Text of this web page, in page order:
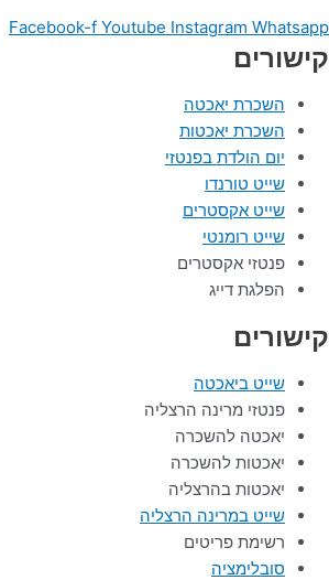
Facebook-f Youtube Instagram Whatsapp
קישורים
השכרת יאכטה
השכרת יאכטות
יום הולדת בפנטזי
שייט טורנדו
שייט אקסטרים
שייט רומנטי
פנטזי אקסטרים
הפלגת דייג
קישורים
שייט ביאכטה
פנטזי מרינה הרצליה
יאכטה להשכרה
יאכטות להשכרה
יאכטות בהרצליה
שייט במרינה הרצליה
רשימת פריטים
סובלימציה